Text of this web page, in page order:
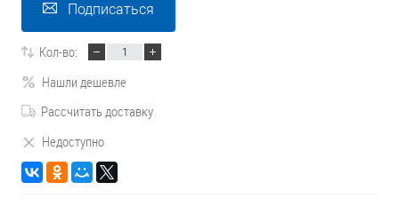
Подписаться
Кол-во:
Нашли дешевле
Рассчитать доставку
Недоступно